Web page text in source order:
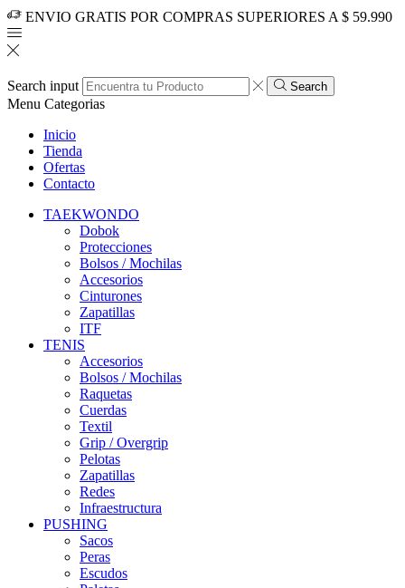
ENVIO GRATIS POR COMPRAS SUPERIORES A $ 59.990
Search input Search
Menu Categorias
Inicio
Tienda
Ofertas
Contacto
TAEKWONDO
Dobok
Protecciones
Bolsos / Mochilas
Accesorios
Cinturones
Zapatillas
ITF
TENIS
Accesorios
Bolsos / Mochilas
Raquetas
Cuerdas
Textil
Grip / Overgrip
Pelotas
Zapatillas
Redes
Infraestructura
PUSHING
Sacos
Peras
Escudos